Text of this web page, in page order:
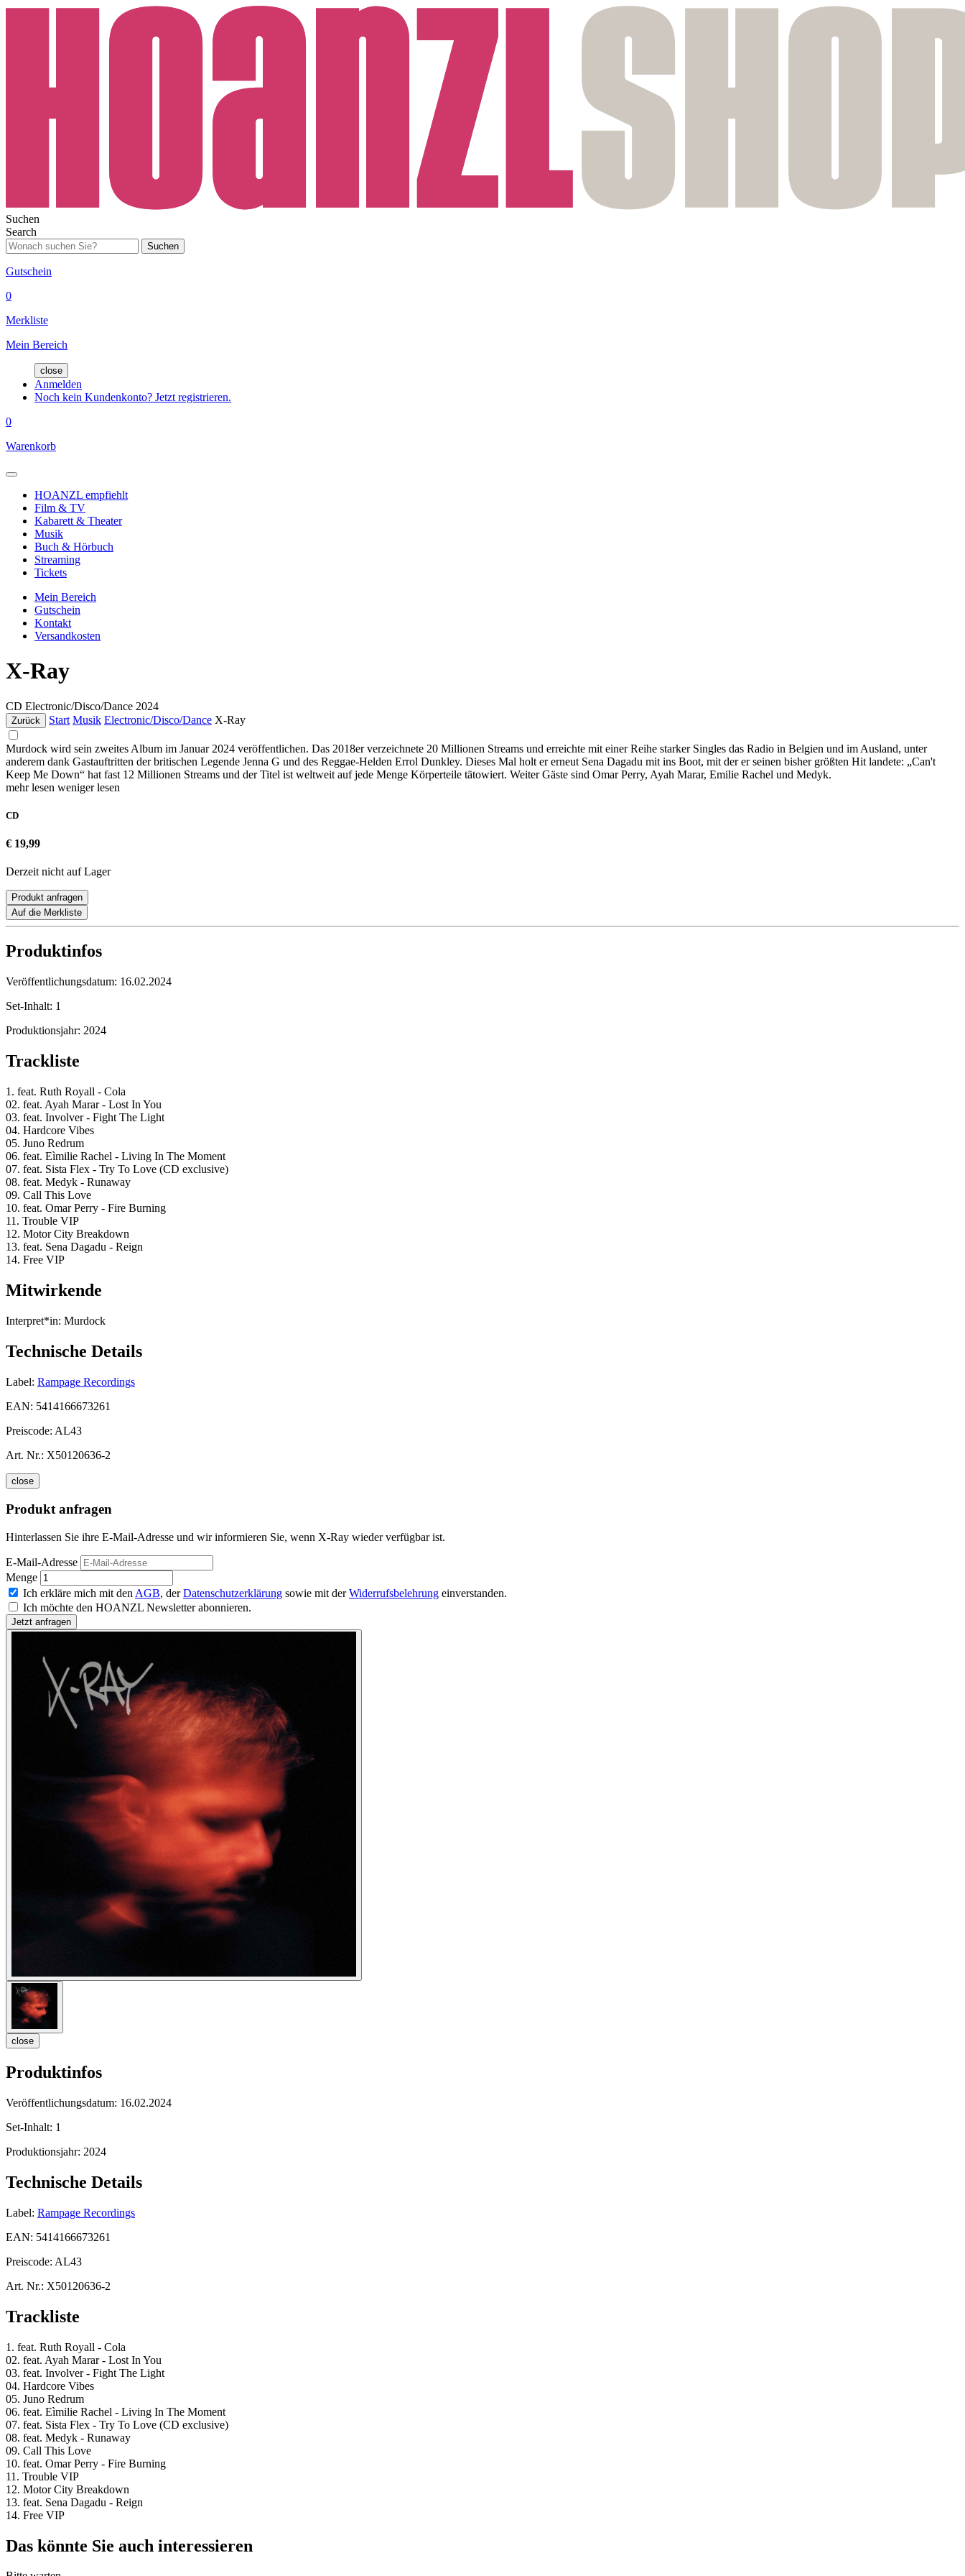
Suchen
Search
Suchen
Gutschein
0
Merkliste
Mein Bereich
close
Anmelden
Noch kein Kundenkonto? Jetzt registrieren.
0
Warenkorb
HOANZL empfiehlt
Film & TV
Kabarett & Theater
Musik
Buch & Hörbuch
Streaming
Tickets
Mein Bereich
Gutschein
Kontakt
Versandkosten
X-Ray
CD Electronic/Disco/Dance 2024
Zurück Start Musik Electronic/Disco/Dance X-Ray
Murdock wird sein zweites Album im Januar 2024 veröffentlichen. Das 2018er verzeichnete 20 Millionen Streams und erreichte mit einer Reihe starker Singles das Radio in Belgien und im Ausland, unter
anderem dank Gastauftritten der britischen Legende Jenna G und des Reggae-Helden Errol Dunkley. Dieses Mal holt er erneut Sena Dagadu mit ins Boot, mit der er seinen bisher größten Hit landete: „Can't
Keep Me Down“ hat fast 12 Millionen Streams und der Titel ist weltweit auf jede Menge Körperteile tätowiert. Weiter Gäste sind Omar Perry, Ayah Marar, Emilie Rachel und Medyk.
mehr lesen weniger lesen
CD
€ 19,99
Derzeit nicht auf Lager
Produkt anfragen
Auf die Merkliste
Produktinfos
Veröffentlichungsdatum: 16.02.2024
Set-Inhalt: 1
Produktionsjahr: 2024
Trackliste
1. feat. Ruth Royall - Cola
02. feat. Ayah Marar - Lost In You
03. feat. Involver - Fight The Light
04. Hardcore Vibes
05. Juno Redrum
06. feat. Eìmilie Rachel - Living In The Moment
07. feat. Sista Flex - Try To Love (CD exclusive)
08. feat. Medyk - Runaway
09. Call This Love
10. feat. Omar Perry - Fire Burning
11. Trouble VIP
12. Motor City Breakdown
13. feat. Sena Dagadu - Reign
14. Free VIP
Mitwirkende
Interpret*in: Murdock
Technische Details
Label: Rampage Recordings
EAN: 5414166673261
Preiscode: AL43
Art. Nr.: X50120636-2
close
Produkt anfragen
Hinterlassen Sie ihre E-Mail-Adresse und wir informieren Sie, wenn X-Ray wieder verfügbar ist.
E-Mail-Adresse
Menge
Ich erkläre mich mit den AGB, derDatenschutzerklärung sowie mit derWiderrufsbelehrung einverstanden.
Ich möchte den HOANZL Newsletter abonnieren.
close
Produktinfos
Veröffentlichungsdatum: 16.02.2024
Set-Inhalt: 1
Produktionsjahr: 2024
Technische Details
Label: Rampage Recordings
EAN: 5414166673261
Preiscode: AL43
Art. Nr.: X50120636-2
Trackliste
1. feat. Ruth Royall - Cola
02. feat. Ayah Marar - Lost In You
03. feat. Involver - Fight The Light
04. Hardcore Vibes
05. Juno Redrum
06. feat. Eìmilie Rachel - Living In The Moment
07. feat. Sista Flex - Try To Love (CD exclusive)
08. feat. Medyk - Runaway
09. Call This Love
10. feat. Omar Perry - Fire Burning
11. Trouble VIP
12. Motor City Breakdown
13. feat. Sena Dagadu - Reign
14. Free VIP
Das könnte Sie auch interessieren